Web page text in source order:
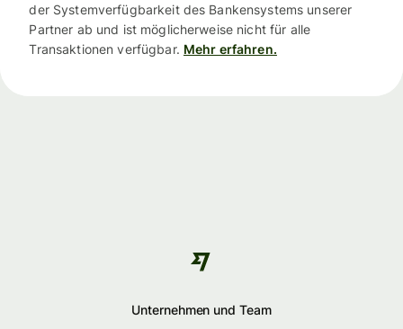
der Systemverfügbarkeit des Bankensystems unserer
Partner ab und ist möglicherweise nicht für alle
Transaktionen verfügbar. Mehr erfahren.
Unternehmen und Team